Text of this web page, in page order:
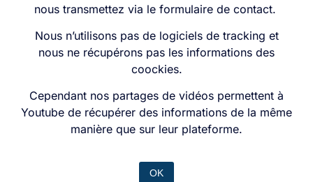
Nos conseils pour votre Tiny House
Experts passionnés Vos projets Nos conseils Nos bons plans
Contact Experts passionnés Vos projets Nos conseils Nos bons
nous transmettez via le formulaire de contact.
Nous n’utilisons pas de logiciels de tracking et
nous ne récupérons pas les informations des
coockies.
Cependant nos partages de vidéos permettent à
Youtube de récupérer des informations de la même
manière que sur leur plateforme.
OK